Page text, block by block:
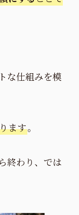
な仕組みを模
ます。
終わり、では